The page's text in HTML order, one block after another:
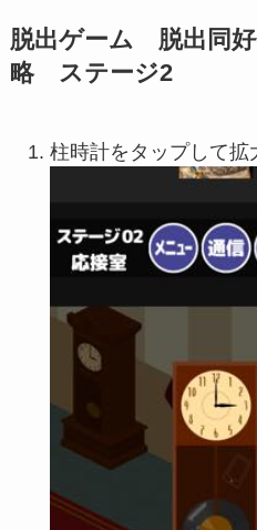
脱出ゲーム 脱出同
略 ステージ2
柱時計をタップして拡